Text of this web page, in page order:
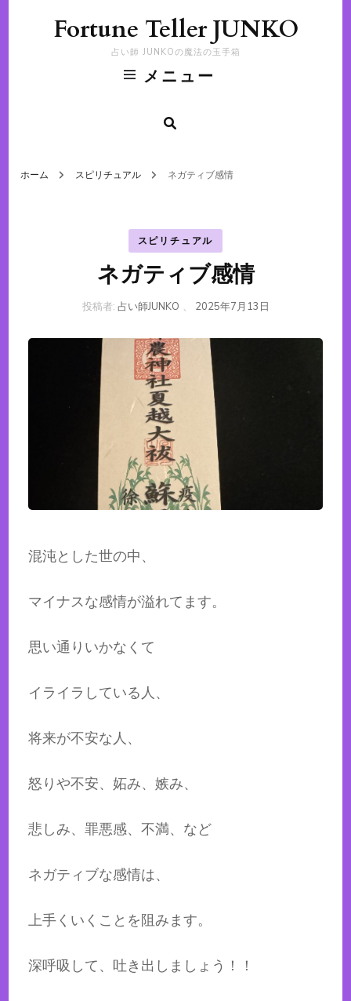
Fortune Teller JUNKO
占い師 JUNKOの魔法の玉手箱
メニュー
ホーム スピリチュアル ネガティブ感情
スピリチュアル
ネガティブ感情
投稿者: 占い師JUNKO 、 2025年7月13日
混沌とした世の中、
マイナスな感情が溢れてます。
思い通りいかなくて
イライラしている人、
将来が不安な人、
怒りや不安、妬み、嫉み、
悲しみ、罪悪感、不満、など
ネガティブな感情は、
上手くいくことを阻みます。
深呼吸して、吐き出しましょう！！